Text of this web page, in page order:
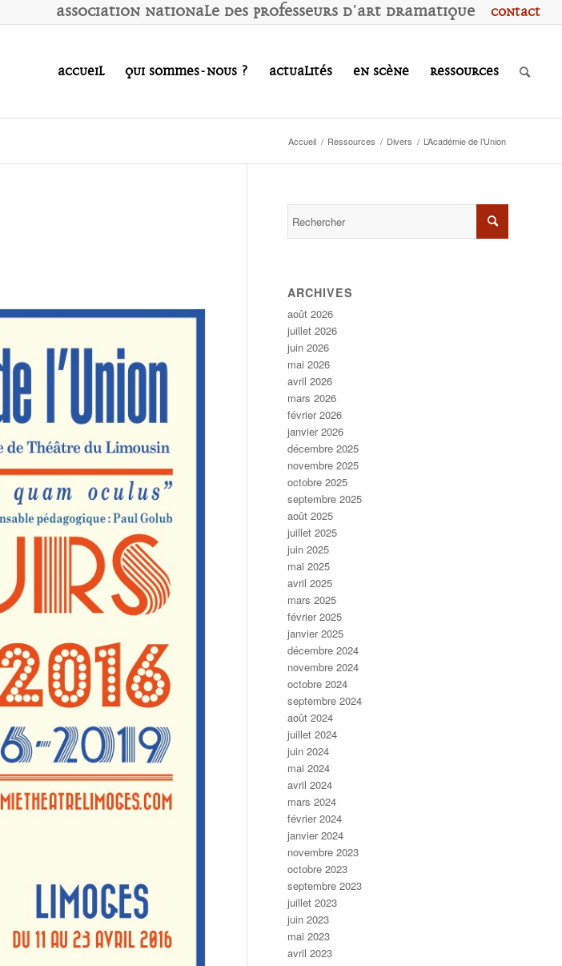
Contact
Association Nationale des Professeurs d'Art Dramatique
Accueil Qui sommes-nous ? Actualités En scène Ressources
Accueil / Ressources / Divers / L’Académie de l’Union
ARCHIVES
août 2026
juillet 2026
juin 2026
mai 2026
avril 2026
mars 2026
février 2026
janvier 2026
décembre 2025
novembre 2025
octobre 2025
septembre 2025
août 2025
juillet 2025
juin 2025
mai 2025
avril 2025
mars 2025
février 2025
janvier 2025
décembre 2024
novembre 2024
octobre 2024
septembre 2024
août 2024
juillet 2024
juin 2024
mai 2024
avril 2024
mars 2024
février 2024
janvier 2024
novembre 2023
octobre 2023
septembre 2023
juillet 2023
juin 2023
mai 2023
avril 2023